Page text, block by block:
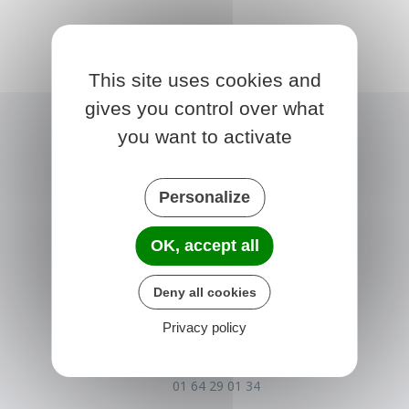
NONVILLE
Place de la Mairie
77140 nonville
01 64 29 01 34
This site uses cookies and
gives you control over what
you want to activate
Personalize
OK, accept all
Deny all cookies
Privacy policy